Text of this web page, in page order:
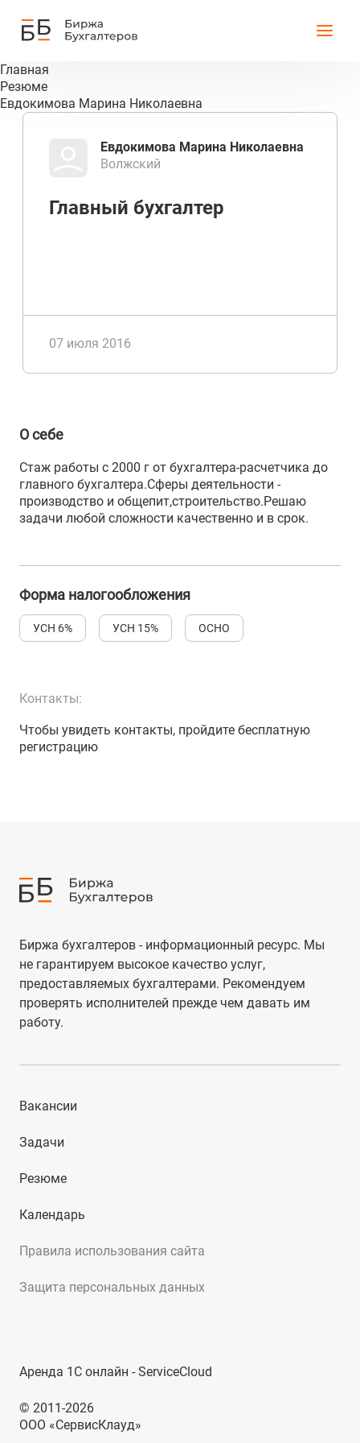
Главная
Резюме
Евдокимова Марина Николаевна
Евдокимова Марина Николаевна
Волжский
Главный бухгалтер
07 июля 2016
О себе
Стаж работы с 2000 г от бухгалтера-расчетчика до
главного бухгалтера.Сферы деятельности -
производство и общепит,строительство.Решаю
задачи любой сложности качественно и в срок.
Форма налогообложения
УСН 6% УСН 15% ОСНО
Контакты:
Чтобы увидеть контакты, пройдите бесплатную
регистрацию
Биржа бухгалтеров - информационный ресурс. Мы
не гарантируем высокое качество услуг,
предоставляемых бухгалтерами. Рекомендуем
проверять исполнителей прежде чем давать им
работу.
Правила использования сайта
Защита персональных данных
Вакансии
Задачи
Резюме
Календарь
Аренда 1С онлайн - ServiceCloud
© 2011-2026
ООО «СервисКлауд»